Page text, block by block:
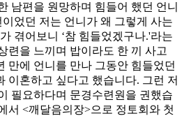
남편을 원망하며 힘들어 했던 언니
었던 저는 언니가 왜 그렇게 사는
겪어보니 ‘참 힘들었겠구나.'라는
련을 느끼며 밥이라도 한 끼 사고
만에 언니를 만나 그동안 힘들었던
이혼하고 싶다고 했습니다. 그런 저
필요하다며 문경수련원을 권했습
서 <깨달음의장>으로 정토회와 첫